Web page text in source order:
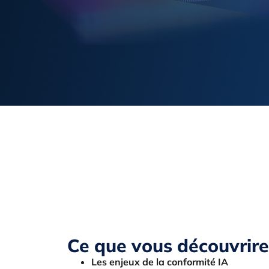
Ce que vous
Les enjeux de la conformité IA